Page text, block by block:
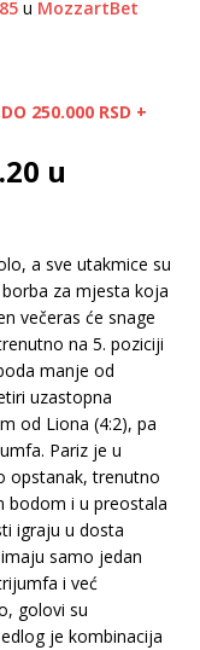
u MozzartBet
250.000 RSD +
u
a sve utakmice su
za mjesta koja
večeras će snage
na 5. poziciji
manje od
uzastopna
od Liona (4:2), pa
Pariz je u
opstanak, trenutno
bodom i u preostala
igraju u dosta
samo jedan
i već
golovi su
je kombinacija